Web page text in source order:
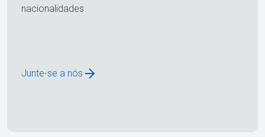
nacionalidades
Junte-se a nós